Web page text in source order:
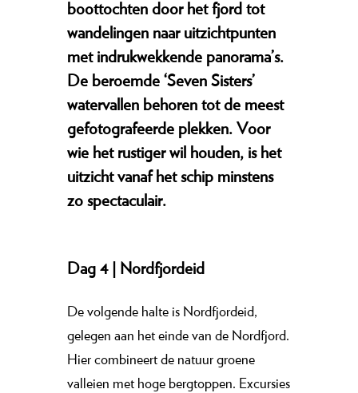
boottochten door het fjord tot
wandelingen naar uitzichtpunten
met indrukwekkende panorama’s.
De beroemde ‘Seven Sisters’
watervallen behoren tot de meest
gefotografeerde plekken. Voor
wie het rustiger wil houden, is het
uitzicht vanaf het schip minstens
zo spectaculair.
Dag 4 | Nordfjordeid
De volgende halte is Nordfjordeid,
gelegen aan het einde van de Nordfjord.
Hier combineert de natuur groene
valleien met hoge bergtoppen. Excursies